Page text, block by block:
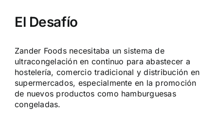
El Desafío
Zander Foods necesitaba un sistema de
ultracongelación en continuo para abastecer a
hostelería, comercio tradicional y distribución en
supermercados, especialmente en la promoción
de nuevos productos como hamburguesas
congeladas.